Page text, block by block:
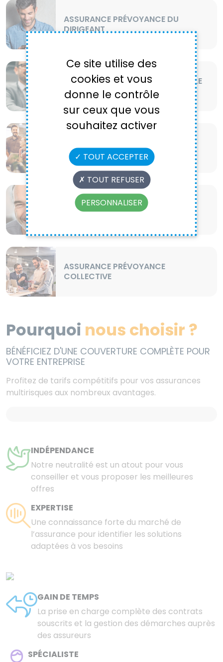
ASSURANCE PRÉVOYANCE DU
DIRIGEANT
ASSURANCE RESPONSABILITÉ CIVILE
PROFESSIONNELLE
ASSURANCE SANTÉ COLLECTIVE
ASSURANCE SANTÉ DU DIRIGEANT
ASSURANCE PRÉVOYANCE
COLLECTIVE
Pourquoi nous choisir ?
BÉNÉFICIEZ D'UNE COUVERTURE COMPLÈTE POUR
VOTRE ENTREPRISE
Profitez de tarifs compétitifs pour vos assurances
multirisques aux nombreux avantages.
INDÉPENDANCE
Notre neutralité est un atout pour vous
conseiller et vous proposer les meilleures
offres
EXPERTISE
Une connaissance forte du marché de
l’assurance pour identifier les solutions
adaptées à vos besoins
GAIN DE TEMPS
La prise en charge complète des contrats
souscrits et la gestion des démarches auprès
des assureurs
SPÉCIALISTE
Ce site utilise des
cookies et vous
donne le contrôle
sur ceux que vous
souhaitez activer
TOUT ACCEPTER
TOUT REFUSER
PERSONNALISER